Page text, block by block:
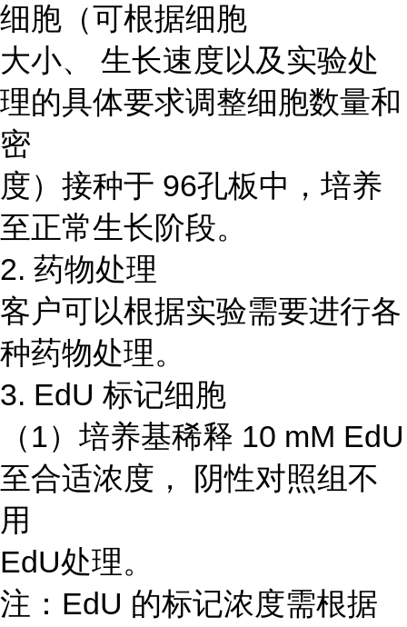
细胞（可根据细胞
大小、 生长速度以及实验处
理的具体要求调整细胞数量和
密
度）接种于 96孔板中，培养
至正常生长阶段。
2. 药物处理
客户可以根据实验需要进行各
种药物处理。
3. EdU 标记细胞
（1）培养基稀释 10 mM EdU
至合适浓度， 阴性对照组不
用
EdU处理。
注：EdU 的标记浓度需根据